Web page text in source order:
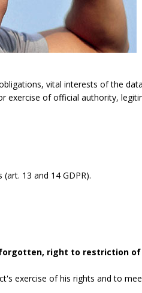
vital interests of the
exercise of official authority,
13 and 14 GDPR).
right to restriction
exercise of his rights and to